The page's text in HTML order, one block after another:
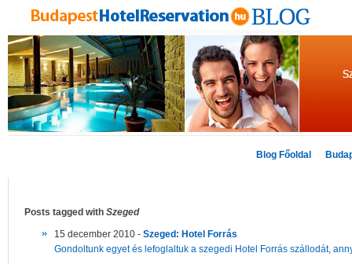
Blog Főoldal
Posts tagged with Szeged
15 december 2010 - Szeged: Hotel Forrás
Gondoltunk egyet és lefoglaltuk a szegedi Hotel Forrás szállodát,